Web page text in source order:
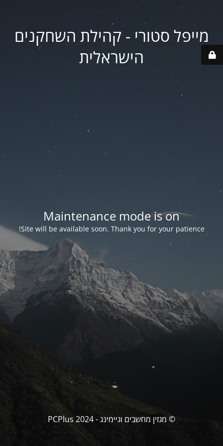
מייפל סטורי - קהילת השחקנים
הישראלית
Maintenance mode is on
Site will be available soon. Thank you for your patience!
© מגזין מחשבים וגיימינג - PCPlus 2024